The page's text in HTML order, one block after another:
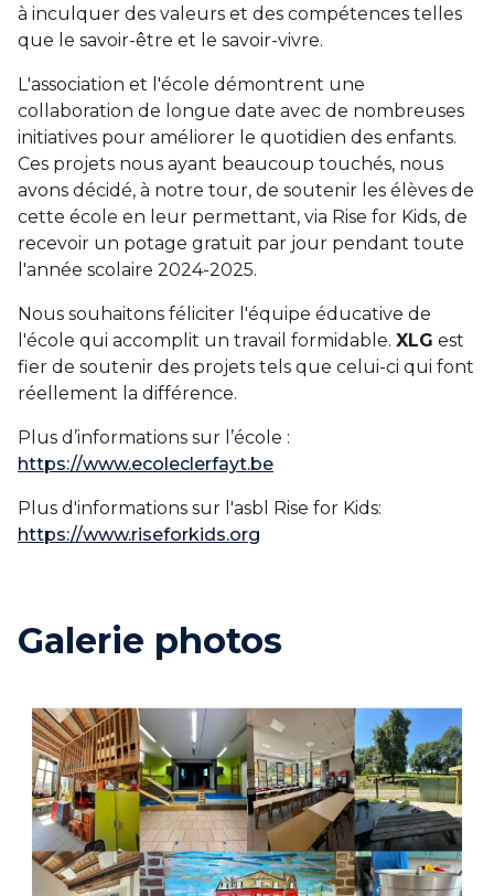
à inculquer des valeurs et des compétences telles
que le savoir-être et le savoir-vivre.
L'association et l'école démontrent une
collaboration de longue date avec de nombreuses
initiatives pour améliorer le quotidien des enfants.
Ces projets nous ayant beaucoup touchés, nous
avons décidé, à notre tour, de soutenir les élèves de
cette école en leur permettant, via Rise for Kids, de
recevoir un potage gratuit par jour pendant toute
l'année scolaire 2024-2025.
Nous souhaitons féliciter l'équipe éducative de
l'école qui accomplit un travail formidable. XLG est
fier de soutenir des projets tels que celui-ci qui font
réellement la différence.
Plus d’informations sur l’école :
https://www.ecoleclerfayt.be
Plus d'informations sur l'asbl Rise for Kids:
https://www.riseforkids.org
Galerie photos